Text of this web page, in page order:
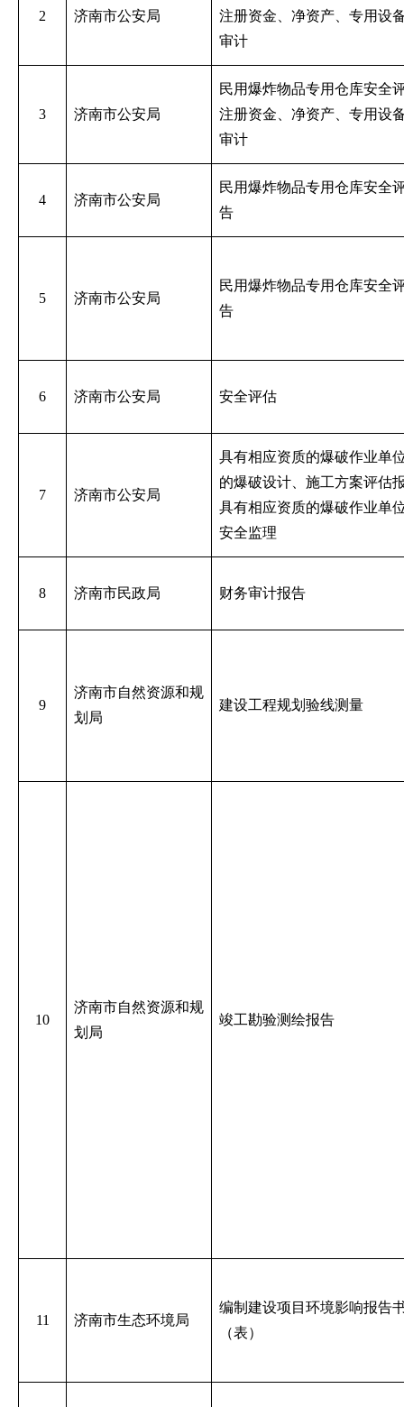
2 济南市公安局
注册资金、净资产、专用设
审计
3 济南市公安局
民用爆炸物品专用仓库安全
注册资金、净资产、专用设
审计
4 济南市公安局
民用爆炸物品专用仓库安全
告
5 济南市公安局
民用爆炸物品专用仓库安全
告
6 济南市公安局 安全评估
7 济南市公安局
具有相应资质的爆破作业单
的爆破设计、施工方案评估
具有相应资质的爆破作业单
安全监理
8 济南市民政局 财务审计报告
9
济南市自然资源和规
划局
建设工程规划验线测量
10
济南市自然资源和规
划局
竣工勘验测绘报告
11 济南市生态环境局
编制建设项目环境影响报告
（表）